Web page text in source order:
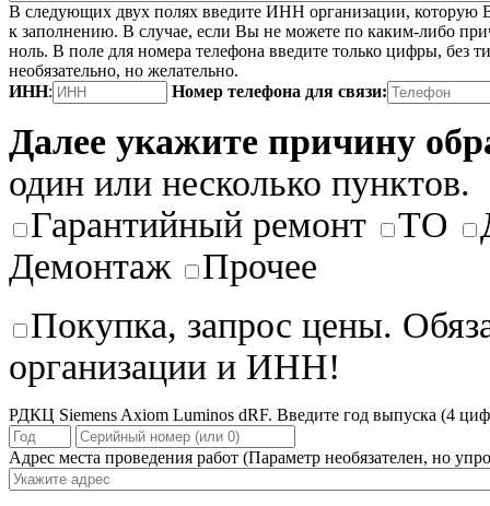
В следующих двух полях введите ИНН организации, которую
к заполнению. В случае, если Вы не можете по каким-либо
ноль. В поле для номера телефона введите только цифры, без
необязательно, но желательно.
ИНН: Номер телефона для связи:
Далее укажите причину
один или несколько пунктов.
Гарантийный ремонт
ТО
Демонтаж
Прочее
Покупка, запрос цены.
организации и ИНН!
РДКЦ Siemens Axiom Luminos dRF. Введите год выпуска (4
Адрес места проведения работ (Параметр необязателен, но